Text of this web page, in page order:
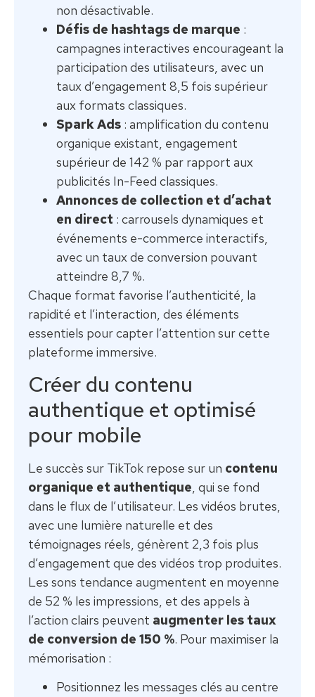
non désactivable.
Défis de hashtags de marque :
campagnes interactives encourageant la
participation des utilisateurs, avec un
taux d’engagement 8,5 fois supérieur
aux formats classiques.
Spark Ads : amplification du contenu
organique existant, engagement
supérieur de 142 % par rapport aux
publicités In-Feed classiques.
Annonces de collection et d’achat
en direct : carrousels dynamiques et
événements e-commerce interactifs,
avec un taux de conversion pouvant
atteindre 8,7 %.
Chaque format favorise l’authenticité, la
rapidité et l’interaction, des éléments
essentiels pour capter l’attention sur cette
plateforme immersive.
Créer du contenu
authentique et optimisé
pour mobile
Le succès sur TikTok repose sur un contenu
organique et authentique, qui se fond
dans le flux de l’utilisateur. Les vidéos brutes,
avec une lumière naturelle et des
témoignages réels, génèrent 2,3 fois plus
d’engagement que des vidéos trop produites.
Les sons tendance augmentent en moyenne
de 52 % les impressions, et des appels à
l’action clairs peuvent augmenter les taux
de conversion de 150 %. Pour maximiser la
mémorisation :
Positionnez les messages clés au centre